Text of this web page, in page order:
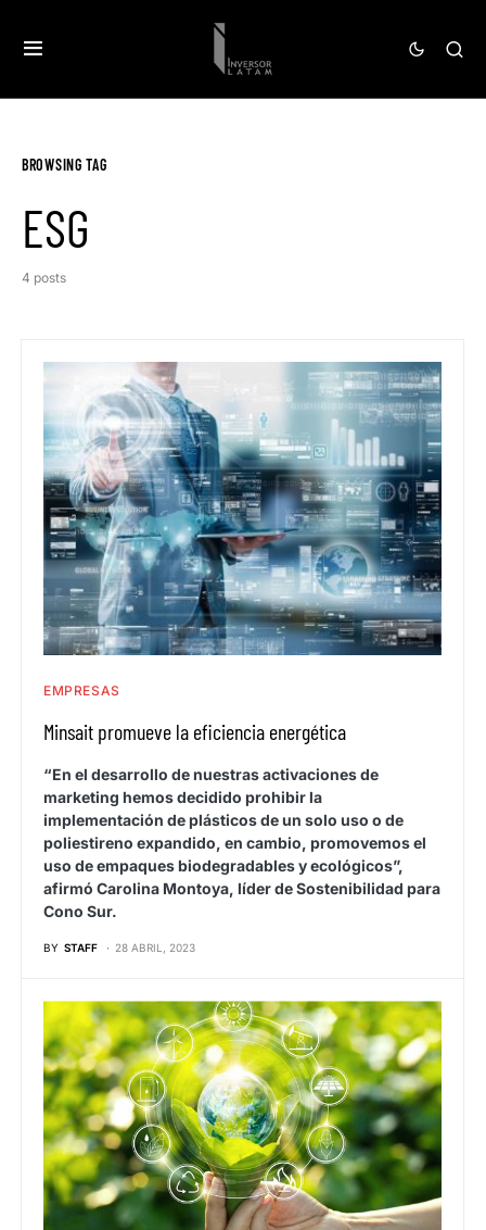
BROWSING TAG
ESG
4 posts
EMPRESAS
Minsait promueve la eficiencia energética
“En el desarrollo de nuestras activaciones de
marketing hemos decidido prohibir la
implementación de plásticos de un solo uso o de
poliestireno expandido, en cambio, promovemos el
uso de empaques biodegradables y ecológicos”,
afirmó Carolina Montoya, líder de Sostenibilidad para
Cono Sur.
BY STAFF 28 ABRIL, 2023